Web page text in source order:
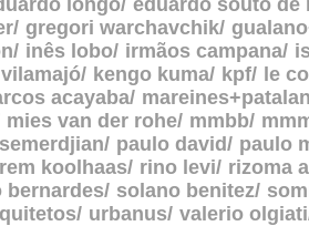
longo eduardo souto de
gregori warchavchik
inês lobo irmãos campana
kengo kuma kpf le
acayaba
mies van der rohe mmbb
paulo david paulo
rem koolhaas rino levi rizoma
bernardes solano benitez
urbanus valerio olgiati